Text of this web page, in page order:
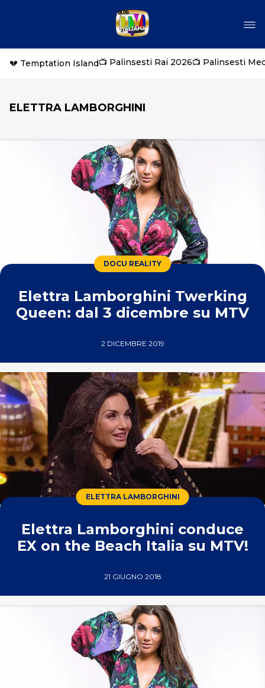
💔 Temptation Island📺 Palinsesti Rai 2026📺 Palinsesti
ELETTRA LAMBORGHINI
DOCU REALITY
Elettra Lamborghini Twerking
Queen: dal 3 dicembre su MTV
2 DICEMBRE 2019
ELETTRA LAMBORGHINI
Elettra Lamborghini conduce
EX on the Beach Italia su MTV!
21 GIUGNO 2018